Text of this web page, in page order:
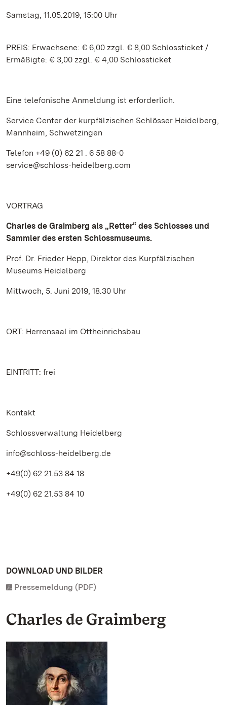
Samstag, 11.05.2019, 15:00 Uhr
PREIS: Erwachsene: € 6,00 zzgl. € 8,00 Schlossticket /
Ermäßigte: € 3,00 zzgl. € 4,00 Schlossticket
Eine telefonische Anmeldung ist erforderlich.
Service Center der kurpfälzischen Schlösser Heidelberg,
Mannheim, Schwetzingen
Telefon +49 (0) 62 21 . 6 58 88-0
service@schloss-heidelberg.com
VORTRAG
Charles de Graimberg als „Retter“ des Schlosses und
Sammler des ersten Schlossmuseums.
Prof. Dr. Frieder Hepp, Direktor des Kurpfälzischen
Museums Heidelberg
Mittwoch, 5. Juni 2019, 18.30 Uhr
ORT: Herrensaal im Ottheinrichsbau
EINTRITT: frei
Kontakt
Schlossverwaltung Heidelberg
info@schloss-heidelberg.de
+49(0) 62 21.53 84 18
+49(0) 62 21.53 84 10
DOWNLOAD UND BILDER
Pressemeldung (PDF)
Charles de Graimberg